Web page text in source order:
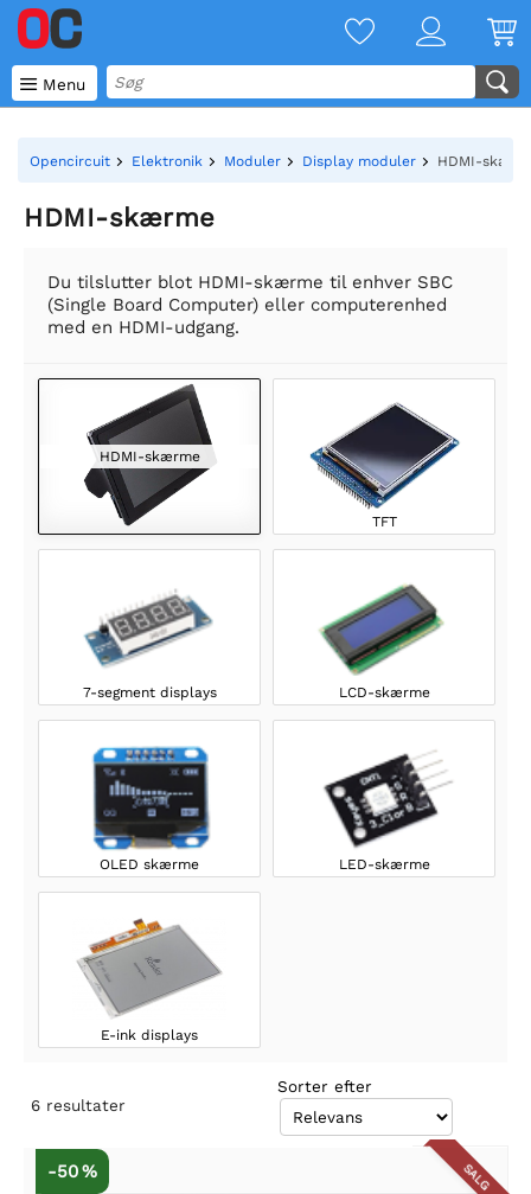
 Menu
Opencircuit Elektronik Moduler Display moduler HDMI-
HDMI-skærme
Du tilslutter blot HDMI-skærme til enhver SBC
(Single Board Computer) eller computerenhed
med en HDMI-udgang.
HDMI-skærme
TFT
7-segment displays LCD-skærme
OLED skærme LED-skærme
E-ink displays
6 resultater
Sorter efter
SALG
-50 %